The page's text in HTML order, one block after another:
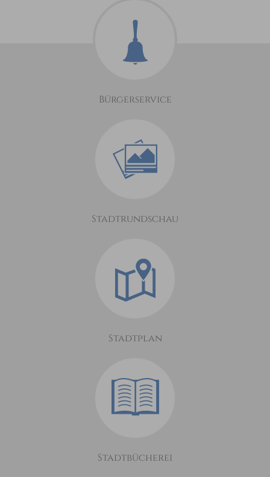
Bürgerservice
Stadtrundschau
Stadtplan
Stadtbücherei